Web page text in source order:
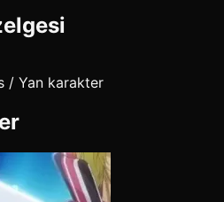
/ Yan karakter